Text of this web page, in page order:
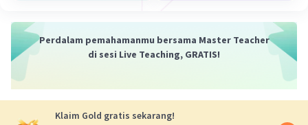
dan budaya di masyarakat.
5. Konflik politik: Perbedaan subjektif dalam
atau individu yang memiliki pandangan berbeda.
6. Konflik agama: Konflik yang timbul karena
Perdalam pemahamanmu bersama Master Teacher
di sesi Live Teaching, GRATIS!
Klaim Gold gratis sekarang!